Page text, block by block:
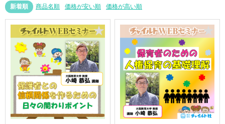
新着順
商品名順 価格が安い順 価格が高い順
★ ★